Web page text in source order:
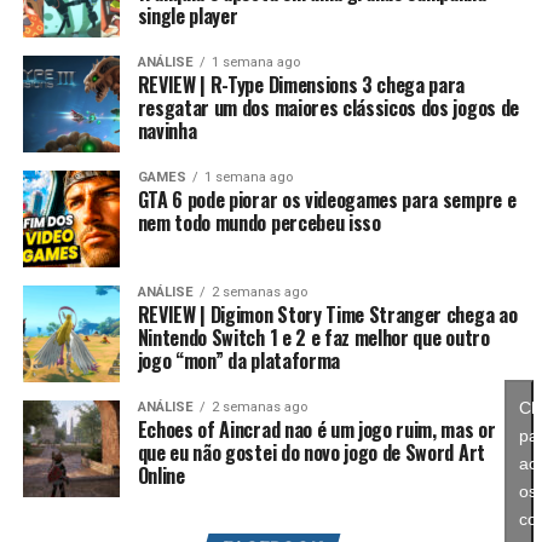
Essa mudança também pode representar um passo
importante para o futuro da franquia. Durante muitos
anos, Splatoon foi visto principalmente como um jogo
competitivo, mas Splatoon Raiders mostra que existe
espaço para expandir esse universo com uma campanha
mais ambiciosa e cheia de conteúdo. Caso a recepção dos
jogadores seja positiva, é bem possível que a Nintendo
continue investindo nesse formato e transforme o modo
história em um dos pilares da série daqui para frente.
No fim das contas, fica a sensação de que Splatoon
Raiders funciona como um grande laboratório para o
futuro da franquia. A Nintendo parece estar testando
novas mecânicas, um mundo mais aberto, sistemas de
progressão e uma campanha muito mais ambiciosa para
entender como os jogadores vão reagir. Se a recepção
for positiva, é bem possível que muitas dessas ideias
single player
ANÁLISE 1 semana ago
REVIEW | R-Type Dimensions 3 chega para
resgatar um dos maiores clássicos dos jogos de
navinha
GAMES 1 semana ago
GTA 6 pode piorar os videogames para sempre e
nem todo mundo percebeu isso
ANÁLISE 2 semanas ago
REVIEW | Digimon Story Time Stranger chega ao
Nintendo Switch 1 e 2 e faz melhor que outro
jogo “mon” da plataforma
ANÁLISE 2 semanas ago
Echoes of Aincrad nao é um jogo ruim, mas or
que eu não gostei do novo jogo de Sword Art
Online
os